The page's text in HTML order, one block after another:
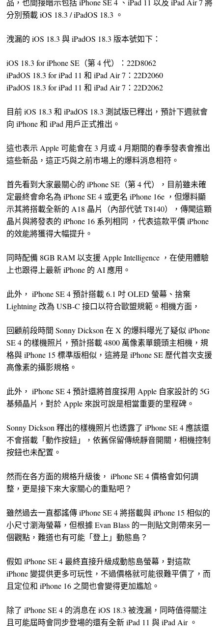
品，也間接暗示包括 iPhone SE 4 、iPad 11 以及 iPad Air 7 將
分別預載 iOS 18.3 / iPadOS 18.3 。
洩漏的 iOS 18.3 與 iPadOS 18.3 版本號如下：
iOS 18.3 for iPhone SE（第 4 代）：22D8062
iPadOS 18.3 for iPad 11 和 iPad Air 7：22D2060
iPadOS 18.3 for iPad 11 和 iPad Air 7：22D2062
目前 iOS 18.3 和 iPadOS 18.3 測試版已釋出，預計下週就會
向 iPhone 和 iPad 用戶正式推出。
這也表示 Apple 可能會在 3 月或 4 月期間的春季發表會推出
這些新品，這正巧與之前市場上的爆料消息相符。
首先看到大家最關心的 iPhone SE（第 4 代），目前雖未確
定最終會命名為 iPhone SE 4 或更名 iPhone 16e ，但爆料顯
示其將搭載全新的 A18 晶片（內部代號 T8140），傳聞這顆
晶片與將發表的 iPhone 16 系列相同 ，代表這款平價 iPhone
的效能將獲得大幅提升。
同時配備 8GB RAM 以支援 Apple Intelligence ，在使用體驗
上也跟得上最新 iPhone 的 AI 應用。
此外， iPhone SE 4 預計搭載 6.1 吋 OLED 螢幕、捨棄
Lightning 改為 USB-C 接口以符合歐盟規範。相機方面，
回顧前段時間 Sonny Dickson 在 X 的爆料曝光了疑似 iPhone
SE 4 的樣機照片，預計搭載 4800 萬像素單鏡頭主相機，規
格與 iPhone 15 標準版相似，這將是 iPhone SE 歷代首次支援
高像素的攝影規格。
此外， iPhone SE 4 預計還將首度採用 Apple 自家設計的 5G
基頻晶片，對於 Apple 來說可說是相當重要的里程碑。
Sonny Dickson 釋出的樣機照片也透露了 iPhone SE 4 應該還
不會搭載「動作按鈕」，依舊保留傳統靜音開關，相機控制
按鈕也未配置。
然而在各方面的規格升級後， iPhone SE 4 價格會如何調
整，更是接下來大家關心的重點吧？
雖然過去一直都謠傳 iPhone SE 4 將搭載與 iPhone 15 相似的
小尺寸瀏海螢幕，但根據 Evan Blass 的一則貼文則帶來另一
個觀點，難道也有可能「登上」動態島？
假如 iPhone SE 4 最終直接升級成動態島螢幕，對這款
iPhone 變提供更多可玩性，不過價格就可能很難平價了，而
且定位和 iPhone 16 之間也會變得更加尷尬。
除了 iPhone SE 4 的消息在 iOS 18.3 被洩漏，同時值得關注
且可能屆時會同步登場的還有全新 iPad 11 與 iPad Air 。